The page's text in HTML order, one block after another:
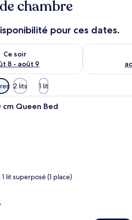
chambre
pour ces dates.
Ce soir
8 - août 9
pour ce soir août 8 - août 9
Vérifier la
2 lits 1 lit
Une petite pièce avec un lit
cm Queen Bed
lit superposé (1 place)